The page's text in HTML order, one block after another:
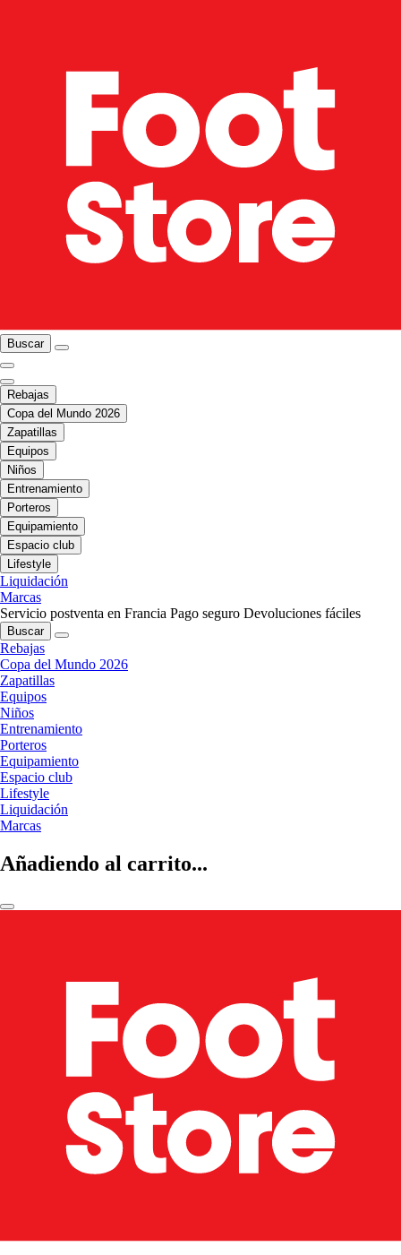
Buscar
Rebajas
Copa del Mundo 2026
Zapatillas
Equipos
Niños
Entrenamiento
Porteros
Equipamiento
Espacio club
Lifestyle
Liquidación
Marcas
Servicio postventa en Francia Pago seguro Devoluciones fáciles
Buscar
Rebajas
Copa del Mundo 2026
Zapatillas
Equipos
Niños
Entrenamiento
Porteros
Equipamiento
Espacio club
Lifestyle
Liquidación
Marcas
Añadiendo al carrito...